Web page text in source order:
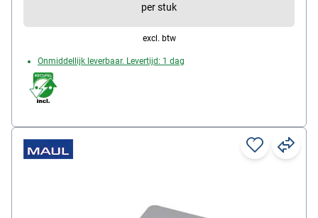
per stuk
excl. btw
Onmiddellijk leverbaar. Levertijd: 1 dag